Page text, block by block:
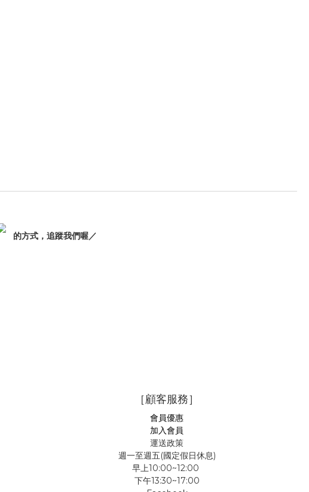
的方式，追蹤我們喔／
［顧客服務］
會員優惠
加入會員
運送政策
週一至週五(國定假日休息)
早上10:00~12:00
下午13:30~17:00